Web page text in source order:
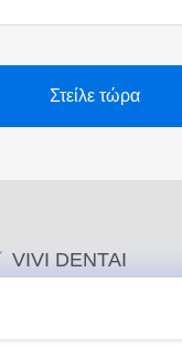
Στείλε τώρα
VIVI DENTAI